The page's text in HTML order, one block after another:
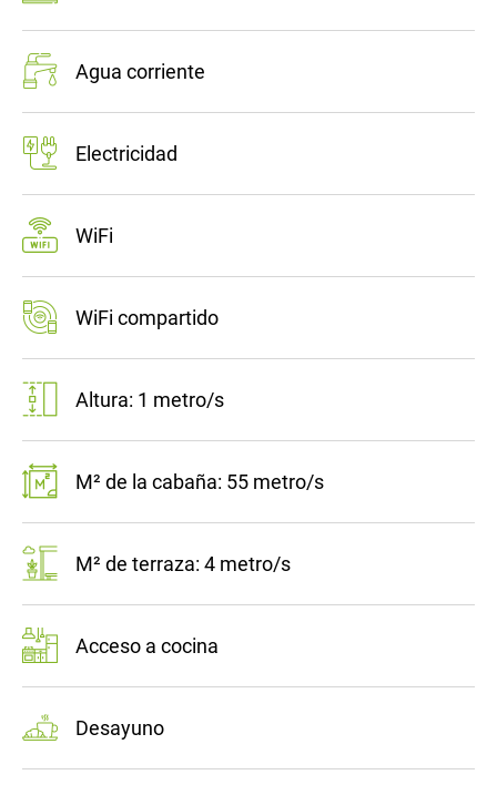
Agua corriente
Electricidad
WiFi
WiFi compartido
Altura: 1 metro/s
M² de la cabaña: 55 metro/s
M² de terraza: 4 metro/s
Acceso a cocina
Desayuno